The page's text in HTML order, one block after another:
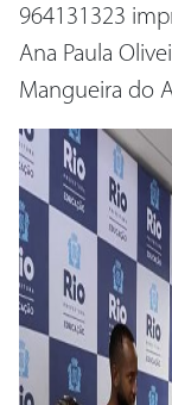
964131323
Ana Paula
Mangueira do